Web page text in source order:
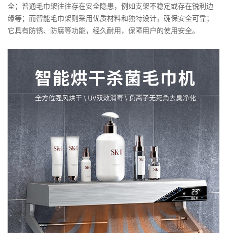
全；普通毛巾架往往存在安全隐患，例如支架不稳定或存在锐利边
缘等；而智能毛巾架则采用优质材料和独特设计，确保安全可靠；
它具有防锈、防腐等功能，经久耐用，保障用户的使用安全。